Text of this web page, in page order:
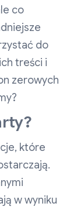
co
do
treści i
zerowych
które
w wyniku